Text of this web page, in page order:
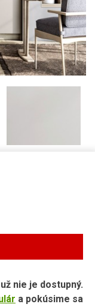
nie je dostupný.
a pokúsime sa